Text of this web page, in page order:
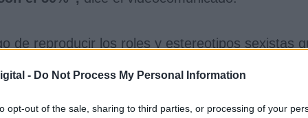
- Do Not Process My Personal Information
opt-out of the sale, sharing to third parties, or processing of your
de reproducir los roles y estereotipos sexistas
estereotipos y roles de género en publicidad
en 2020 demostró quecasi el 40% de los
con la belleza y los cuidados,
a niños se relaciona con profesiones como